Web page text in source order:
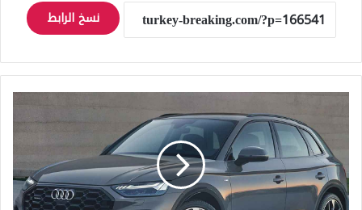
نسخ الرابط
تركيا
2024
(محدث)